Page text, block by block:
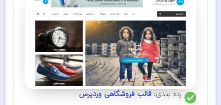
رده بندی:قالب فروشگاهی وردپرس